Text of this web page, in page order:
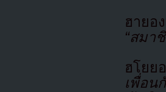
ฮายอ
“สมา
ฮโย
เพื่อน